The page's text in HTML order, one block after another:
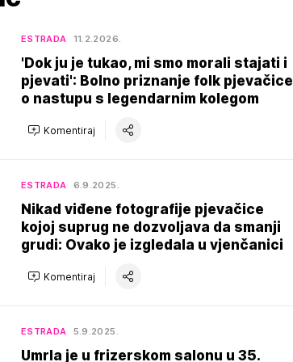
ESTRADA 11.2.2026.
'Dok ju je tukao, mi smo morali stajati i
pjevati': Bolno priznanje folk pjevačice
o nastupu s legendarnim kolegom
Komentiraj
ESTRADA 6.9.2025.
Nikad viđene fotografije pjevačice
kojoj suprug ne dozvoljava da smanji
grudi: Ovako je izgledala u vjenčanici
Komentiraj
ESTRADA 5.9.2025.
Umrla je u frizerskom salonu u 35.